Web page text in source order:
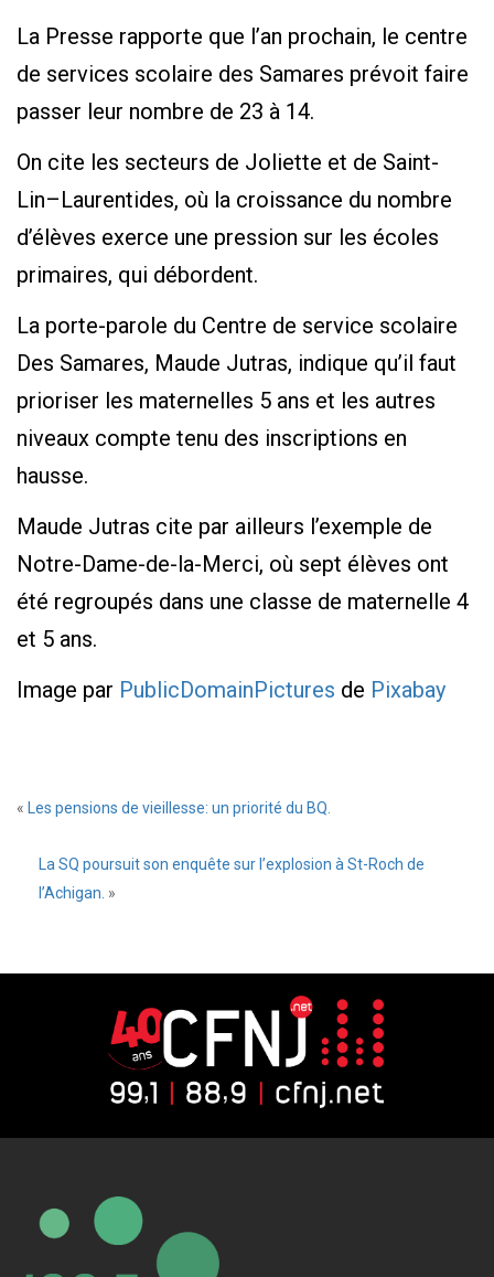
La Presse rapporte que l’an prochain, le centre
de services scolaire des Samares prévoit faire
passer leur nombre de 23 à 14.
On cite les secteurs de Joliette et de Saint-
Lin–Laurentides, où la croissance du nombre
d’élèves exerce une pression sur les écoles
primaires, qui débordent.
La porte-parole du Centre de service scolaire
Des Samares, Maude Jutras, indique qu’il faut
prioriser les maternelles 5 ans et les autres
niveaux compte tenu des inscriptions en
hausse.
Maude Jutras cite par ailleurs l’exemple de
Notre-Dame-de-la-Merci, où sept élèves ont
été regroupés dans une classe de maternelle 4
et 5 ans.
Image par PublicDomainPictures de Pixabay
« Les pensions de vieillesse: un priorité du BQ.
La SQ poursuit son enquête sur l’explosion à St-Roch de
l’Achigan. »